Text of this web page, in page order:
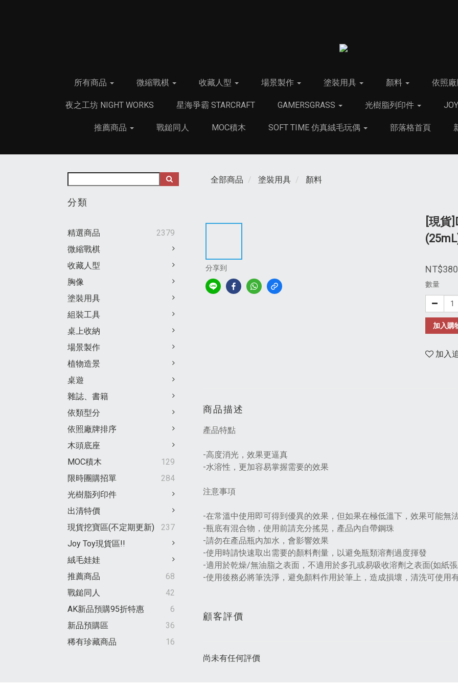
所有商品 微縮戰棋 收藏人型 場景製作 塗裝用具 顏料 依照
夜之工坊 NIGHT WORKS 星海爭霸 STARCRAFT GAMERSGRASS 光樹脂列印件
推薦商品 戰鎚同人 MOC積木 SOFT TIME 仿真絨毛玩偶 部落格首頁
分類
精選商品
2379
微縮戰棋
收藏人型
胸像
塗裝用具
組裝工具
桌上收納
場景製作
植物造景
桌遊
雜誌、書籍
依類型分
依照廠牌排序
木頭底座
MOC積木
129
限時團購招單
284
光樹脂列印件
出清特價
現貨挖寶區(不定期更新)
237
Joy Toy現貨區!!
絨毛娃娃
推薦商品
68
戰鎚同人
42
AK新品預購95折特惠
6
新品預購區
36
稀有珍藏商品
16
全部商品 塗裝用具 顏料
分享到
[現貨
NT$380
數量
加入購
加入
商品描述
產品特點
-高度消光，效果更逼真
-水溶性，更加容易掌握需要的效果
注意事項
-在常溫中使用即可得到優異的效果，但如果在極低溫下，效果可能無
-瓶底有混合物，使用前請充分搖晃，產品內自帶鋼珠
-請勿在產品瓶內加水，會影響效果
-使用時請快速取出需要的顏料劑量，以避免瓶類溶劑過度揮發
-適用於乾燥/無油脂之表面，不適用於多孔或易吸收溶劑之表面(如紙
-使用後務必將筆洗淨，避免顏料作用於筆上，造成損壞，清洗可使用
顧客評價
尚未有任何評價